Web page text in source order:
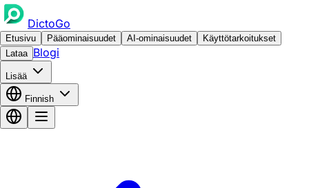
DictoGo
Etusivu Pääominaisuudet AI-ominaisuudet
Käyttötarkoitukset
Lataa Blogi
Lisää
Finnish